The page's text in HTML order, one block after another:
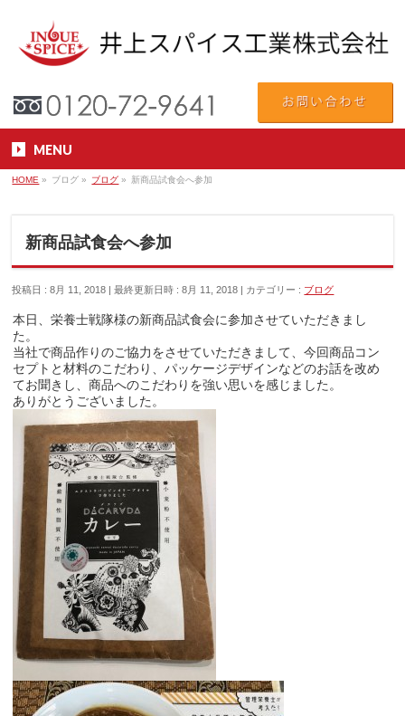
MENU
HOME » ブログ » ブログ » 新商品試食会へ参加
新商品試食会へ参加
投稿日 : 8月 11, 2018 最終更新日時 : 8月 11, 2018 カテゴリー : ブログ
本日、栄養士戦隊様の新商品試食会に参加させていただきまし
た。
当社で商品作りのご協力をさせていただきまして、今回商品コン
セプトと材料のこだわり、パッケージデザインなどのお話を改め
てお聞きし、商品へのこだわりを強い思いを感じました。
ありがとうございました。